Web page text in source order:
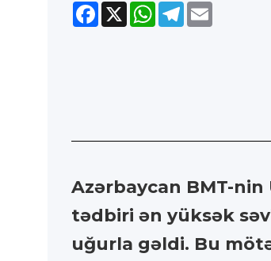
Facebook
X WhatsApp
Telegram
Azərbaycan BMT-nin
tədbiri ən yüksək
uğurla gəldi. Bu